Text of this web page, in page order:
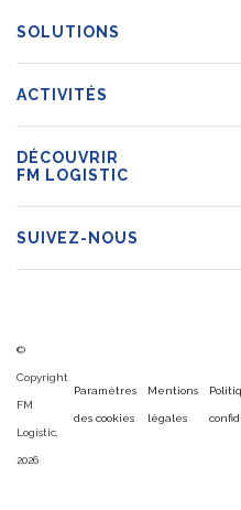
SOLUTIONS
ACTIVITÉS
DÉCOUVRIR
FM LOGISTIC
SUIVEZ-NOUS
©
Copyright
FM
Logistic,
2026
Paramètres
des cookies
Mentions
légales